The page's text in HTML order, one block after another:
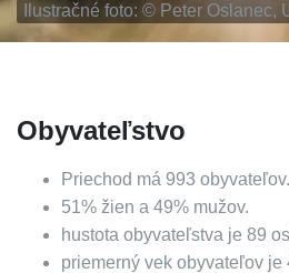
Ilustračné foto: © Peter Oslanec,
Obyvateľstvo
Priechod má 993 obyvateľov.
51% žien a 49% mužov.
hustota obyvateľstva je 89
priemerný vek obyvateľov je